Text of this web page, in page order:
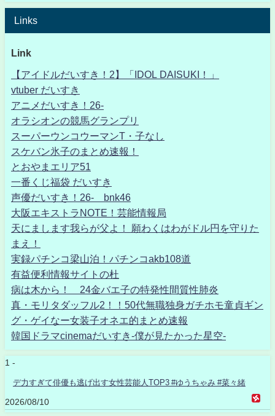
Links
Link
【アイドルだいすき！2】「IDOL DAISUKI！」
vtuber だいすき
アニメだいすき！26-
オラシオンの競馬グランプリ
スーパーウンコウーマンT・子なし
スケバン氷子のまとめ速報！
とおやまエリア51
一番くじ福袋 だいすき
声優だいすき！26- bnk46
大阪エキストラNOTE！芸能情報局
天にまします我らが父よ！ 願わくはわがドル円を守りた
まえ！
実録パチンコ梁山泊！パチンコakb108道
有益便利情報サイトの杜
病は木から！ 24金バエ子の特発性間質性肺炎
真・モリタダッフル2！！50代無職独身ガチホモ童貞ギン
グ・ゲイなー女装子オネエ的まとめ速報
韓国ドラマcinemaだいすき-僕が見たかった星空-
1 -
デ力すぎて俳優も逃げ出す女性芸能人TOP3 #ゆうちゃみ #菜々緒
2026/08/10